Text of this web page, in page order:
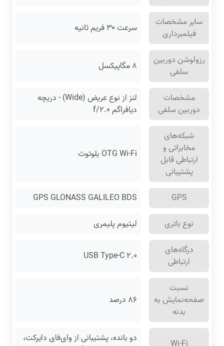
سایر مشخصات
فیلمبرداری
سرعت ۳۰ فریم ثانیه
رزولوشن دوربین
سلفی
۸ مگاپیکسل
مشخصات
دوربین سلفی
لنز از نوع عریض (Wide) - دریچه
دیافراگم f/۲.۰
شبکه‌های
مخابراتی و
ارتباطی قابل
پشتیبانی
OTG Wi-Fi بلوتوث
GPS
GPS GLONASS GALILEO BDS
نوع باتری
لیتیوم پلیمری
درگاه‌های
ارتباطی
USB Type-C ۲.۰
نسبت
صفحه‌نمایش به
بدنه
۸۶ درصد
دو بانده، پشتیبانی از وای‌فای دایرکت،